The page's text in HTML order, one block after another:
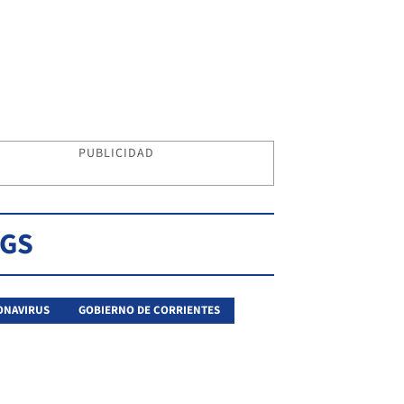
PUBLICIDAD
GOBIERNO DE CORRIENTES